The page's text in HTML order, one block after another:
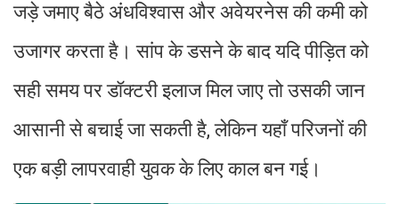
जड़े जमाए बैठे अंधविश्वास और अवेयरनेस की कमी को
उजागर करता है। सांप के डसने के बाद यदि पीड़ित को
सही समय पर डॉक्टरी इलाज मिल जाए तो उसकी जान
आसानी से बचाई जा सकती है, लेकिन यहाँ परिजनों की
एक बड़ी लापरवाही युवक के लिए काल बन गई।